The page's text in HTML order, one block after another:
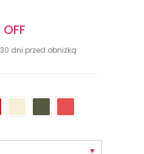
dni przed obniżką